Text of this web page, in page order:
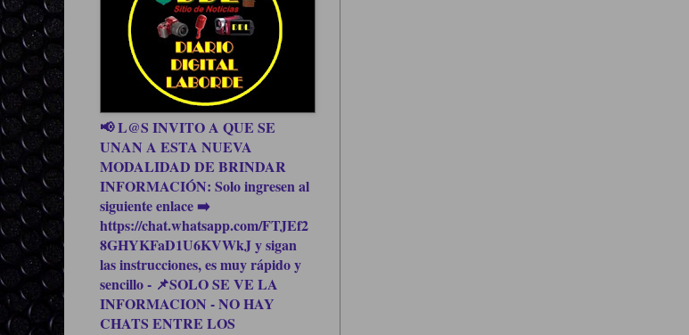
📢 L@S INVITO A QUE SE
UNAN A ESTA NUEVA
MODALIDAD DE BRINDAR
INFORMACIÓN: Solo ingresen al
siguiente enlace ➡️
https://chat.whatsapp.com/FTJEf2
8GHYKFaD1U6KVWkJ y sigan
las instrucciones, es muy rápido y
sencillo - 📌SOLO SE VE LA
INFORMACION - NO HAY
CHATS ENTRE LOS